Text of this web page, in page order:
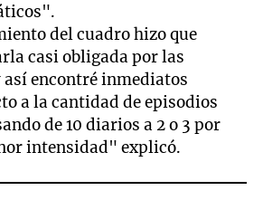
del cuadro hizo que
casi obligada por las
encontré inmediatos
a la cantidad de episodios
de 10 diarios a 2 o 3 por
intensidad" explicó.